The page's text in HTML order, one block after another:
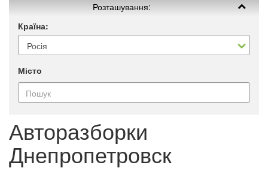
Розташування:
Країна:
Місто
Авторазборки
Днепропетровск